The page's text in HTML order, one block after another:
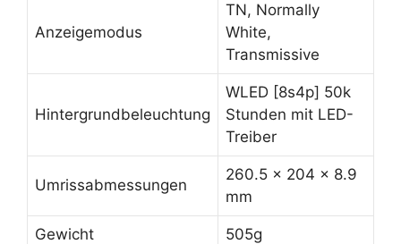
Anzeigemodus
TN, Normally
White,
Transmissive
Hintergrundbeleuchtung
WLED [8s4p] 50k
Stunden mit LED-
Treiber
Umrissabmessungen
260.5 x 204 x 8.9
mm
Gewicht 505g